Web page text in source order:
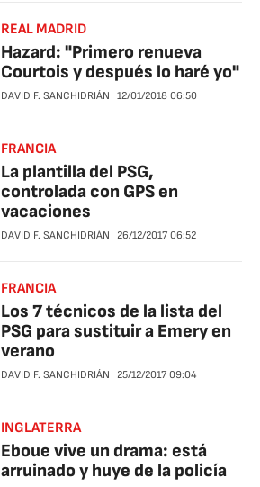
REAL MADRID
Hazard: "Primero renueva
Courtois y después lo haré yo"
DAVID F. SANCHIDRIÁN 12/01/2018 06:50
FRANCIA
La plantilla del PSG,
controlada con GPS en
vacaciones
DAVID F. SANCHIDRIÁN 26/12/2017 06:52
FRANCIA
Los 7 técnicos de la lista del
PSG para sustituir a Emery en
verano
DAVID F. SANCHIDRIÁN 25/12/2017 09:04
INGLATERRA
Eboue vive un drama: está
arruinado y huye de la policía